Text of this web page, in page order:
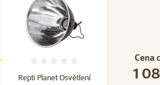
počet hodnocení: 1
Repti Planet Osvětlení
Cena
1